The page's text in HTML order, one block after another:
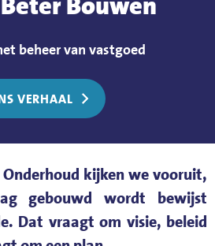
beheer van vastgoed
VERHAAL
kijken we vooruit,
gebouwd wordt bewijst
Dat vraagt om visie, beleid